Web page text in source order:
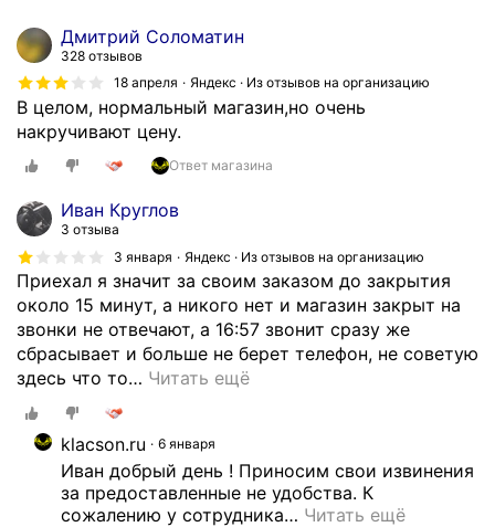
Дмитрий Соломатин
328 отзывов
18 апреля
Яндекс · Из отзывов на организацию
В целом, нормальный магазин,но очень
накручивают цену.
Ответ магазина
Иван Круглов
3 отзыва
3 января
Яндекс · Из отзывов на организацию
Приехал я значит за своим заказом до закрытия
около 15 минут, а никого нет и магазин закрыт на
звонки не отвечают, а 16:57 звонит сразу же
сбрасывает и больше не берет телефон, не советую
здесь что то… Читать ещё
klacson.ru 6 января
Иван добрый день ! Приносим свои извинения
за предоставленные не удобства. К
сожалению у сотрудника… Читать ещё